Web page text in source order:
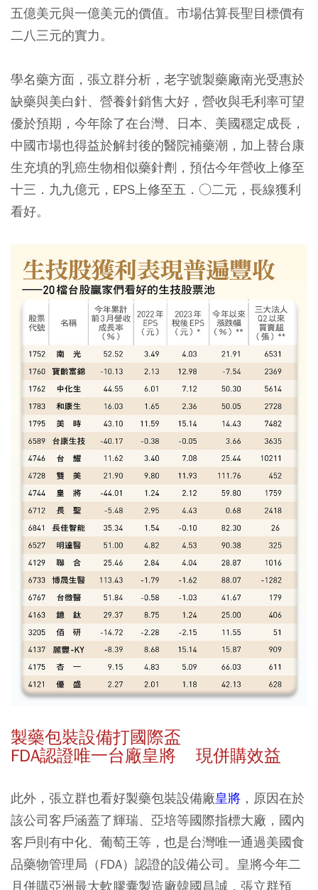
五億美元與一億美元的價值。市場估算長聖目標價有
二八三元的實力。
學名藥方面，張立群分析，老字號製藥廠南光受惠於
缺藥與美白針、營養針銷售大好，營收與毛利率可望
優於預期，今年除了在台灣、日本、美國穩定成長，
中國市場也得益於解封後的醫院補藥潮，加上替台康
生充填的乳癌生物相似藥針劑，預估今年營收上修至
十三．九九億元，EPS上修至五．○二元，長線獲利
看好。
製藥包裝設備打國際盃
FDA認證唯一台廠皇將 現併購效益
此外，張立群也看好製藥包裝設備廠皇將 ，原因在於
該公司客戶涵蓋了輝瑞、亞培等國際指標大廠，國內
客戶則有中化、葡萄王等，也是台灣唯一通過美國食
品藥物管理局（FDA）認證的設備公司。皇將今年二
月併購亞洲最大軟膠囊製造廠韓國昌誠，張立群預